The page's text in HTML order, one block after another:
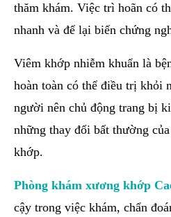
thăm khám. Việc trì hoãn có
nhanh và để lại biến chứng
Viêm khớp nhiễm khuẩn là
hoàn toàn có thể điều trị khỏi
người nên chủ động trang bị
những thay đổi bất thường
khớp.
Phòng khám xương khớp
cậy trong việc khám, chẩn